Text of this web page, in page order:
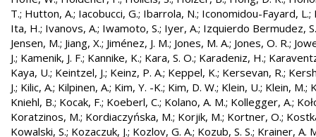
T.; Hutton, A.; Iacobucci, G.; Ibarrola, N.; Iconomidou-Fayard, L.;
Ita, H.; Ivanovs, A.; Iwamoto, S.; Iyer, A.; Izquierdo Bermudez, S.
Jensen, M.; Jiang, X.; Jiménez, J. M.; Jones, M. A.; Jones, O. R.;
J.; Kamenik, J. F.; Kannike, K.; Kara, S. O.; Karadeniz, H.;
Kaya, U.; Keintzel, J.; Keinz, P. A.; Keppel, K.; Kersevan, R.;
J.; Kilic, A.; Kilpinen, A.; Kim, Y. -K.; Kim, D. W.; Klein, U.; Klein, M.;
Kniehl, B.; Kocak, F.; Koeberl, C.; Kolano, A. M.; Kollegger, A.;
Koratzinos, M.; Kordiaczyńska, M.; Korjik, M.; Kortner, O.;
Kowalski, S.; Kozaczuk, J.; Kozlov, G. A.; Kozub, S. S.; Krainer, A.